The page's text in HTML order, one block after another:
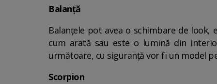
Balanță
Balanțele pot avea o schimbare de
cum arată sau este o lumină din
următoare, cu siguranță vor fi un model
Scorpion